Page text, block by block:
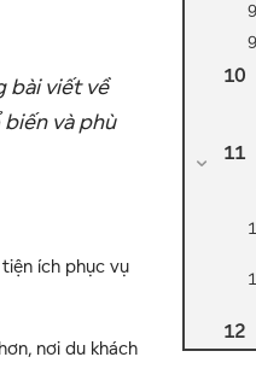
bài viết về
và phù
ích phục vụ
nơi du khách